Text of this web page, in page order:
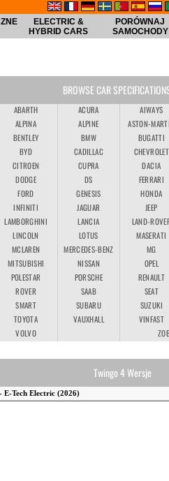
ELECTRIC &
HYBRID CARS
PORÓWNAJ
SAMOCHODY
BROWSE CAR
ABARTH ACURA AIWAYS
ALPINA
ALPINE ASTON-
BENTLEY
BMW BUGATTI
BYD
CADILLAC CHEVROLET
CITROEN
CUPRA DACIA
DODGE
DS FERRARI
FORD
GENESIS HONDA
INFINITI
JAGUAR JEEP
LAMBORGHINI
LANCIA LAND-
LINCOLN
LOTUS MASERATI
MCLAREN
MERCEDES-BENZ MG
MITSUBISHI
NISSAN OPEL
POLESTAR
PORSCHE RENAULT
ROVER
SAAB SEAT
SMART
SUBARU SUZUKI
TOYOTA
VAUXHALL VINFAST
VOLVO
Twingo 4 Wersje
- E-Tech Electric (2026)